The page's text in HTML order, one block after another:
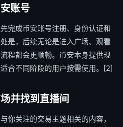
账号
完成币安账号注册、身份认证和
是，后续无论是进入广场、观看
程都会更顺畅。币安本身提供现
合不同阶段的用户按需使用。[2]
并找到直播间
你关注的交易主题相关的内容，